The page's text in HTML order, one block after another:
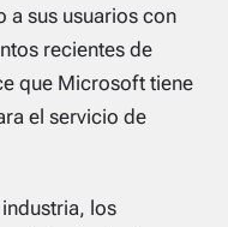
a sus usuarios con
recientes de
que Microsoft tiene
el servicio de
los